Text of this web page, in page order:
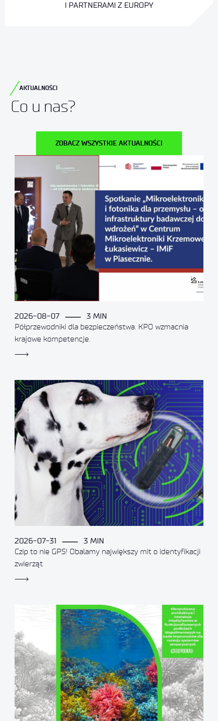
I PARTNERAMI Z EUROPY
AKTUALNOŚCI
Co u nas?
ZOBACZ WSZYSTKIE AKTUALNOŚCI
2026-08-07
3 MIN
Półprzewodniki dla bezpieczeństwa. KPO wzmacnia
krajowe kompetencje.
2026-07-31
3 MIN
Czip to nie GPS! Obalamy największy mit o identyfikacji
zwierząt